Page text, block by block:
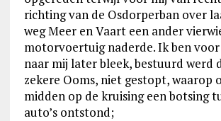
richting van de Osdorperban over
weg Meer en Vaart een ander
motorvoertuig naderde. Ik ben
naar mij later bleek, bestuurd werd
zekere Ooms, niet gestopt, waarop
midden op de kruising een botsing
auto’s ontstond;